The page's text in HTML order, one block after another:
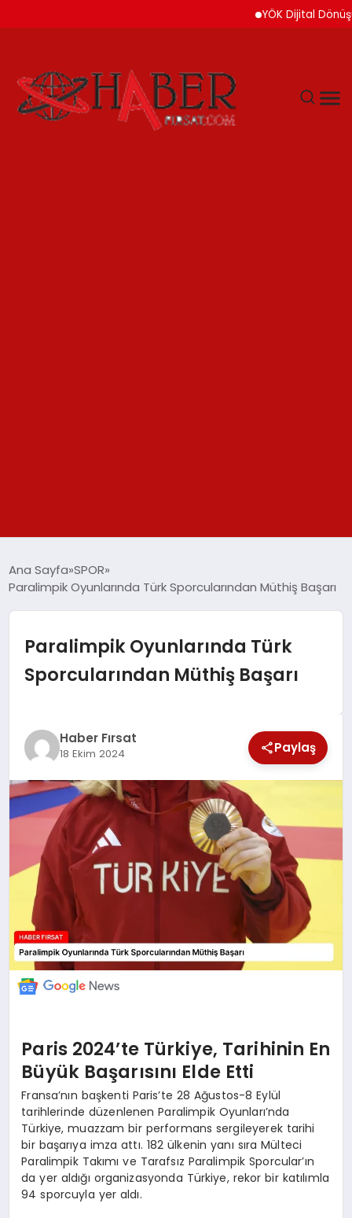
YÖK Dijital Dönüşüm
YAŞAM
TEKNOLOJİ
EKONOMİ
MAGAZİN
EĞİTİM
DÜNYA
Ana Sayfa SPOR
Paralimpik Oyunlarında Türk Sporcularından Müthiş Başarı
Paralimpik Oyunlarında Türk
Sporcularından Müthiş Başarı
Haber Fırsat
18 Ekim 2024 Paylaş
Paris 2024’te Türkiye, Tarihinin En
Büyük Başarısını Elde Etti
Fransa’nın başkenti Paris’te 28 Ağustos-8 Eylül
tarihlerinde düzenlenen Paralimpik Oyunları’nda
Türkiye, muazzam bir performans sergileyerek tarihi
bir başarıya imza attı. 182 ülkenin yanı sıra Mülteci
Paralimpik Takımı ve Tarafsız Paralimpik Sporcular’ın
da yer aldığı organizasyonda Türkiye, rekor bir katılımla
94 sporcuyla yer aldı.